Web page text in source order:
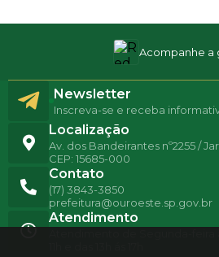
Acompanhe a
Localização
Av. dos Bandeirantes nº2255 /
CEP: 15685-000
Contato
(17) 3843-3850
prefeitura@ouroeste.sp.gov.br
Atendimento
Newsletter
Inscreva-se e receba